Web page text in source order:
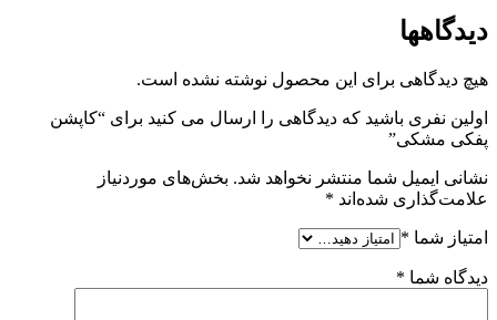
دیدگاهها
هیچ دیدگاهی برای این محصول نوشته نشده است.
اولین نفری باشید که دیدگاهی را ارسال می کنید برای “کاپشن
پفکی مشکی”
نشانی ایمیل شما منتشر نخواهد شد. بخش‌های موردنیاز
علامت‌گذاری شده‌اند *
امتیاز شما *
دیدگاه شما *